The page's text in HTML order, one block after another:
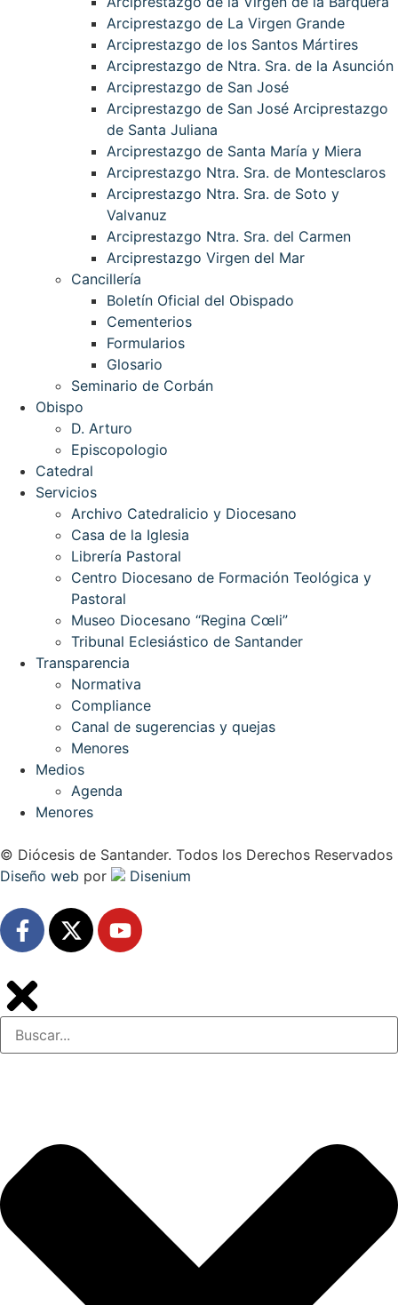
Arciprestazgo de La Virgen Grande
Arciprestazgo de los Santos Mártires
Arciprestazgo de Ntra. Sra. de la Asunción
Arciprestazgo de San José
Arciprestazgo de San José Arciprestazgo
de Santa Juliana
Arciprestazgo de Santa María y Miera
Arciprestazgo Ntra. Sra. de Montesclaros
Arciprestazgo Ntra. Sra. de Soto y
Valvanuz
Arciprestazgo Ntra. Sra. del Carmen
Arciprestazgo Virgen del Mar
Cancillería
Boletín Oficial del Obispado
Cementerios
Formularios
Glosario
Seminario de Corbán
Obispo
D. Arturo
Episcopologio
Catedral
Servicios
Archivo Catedralicio y Diocesano
Casa de la Iglesia
Librería Pastoral
Centro Diocesano de Formación Teológica y
Pastoral
Museo Diocesano “Regina Cœli”
Tribunal Eclesiástico de Santander
Transparencia
Normativa
Compliance
Canal de sugerencias y quejas
Menores
Medios
Agenda
Menores
© Diócesis de Santander. Todos los Derechos Reservados
Diseño web por Disenium